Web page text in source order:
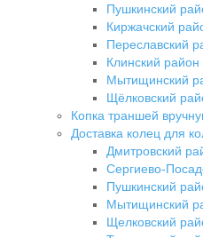
Пушкинский
Киржачский
Переславский
Клинский район
Мытищинский
Щёлковский
Копка траншей
Доставка колец для
Дмитровский
Сергиево-
Пушкинский
Мытищинский
Щелковский